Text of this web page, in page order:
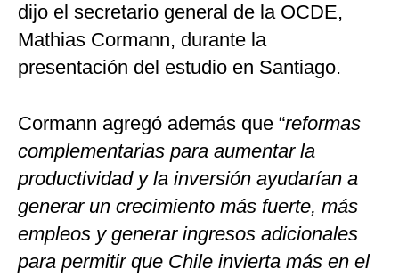
dijo el secretario general de la OCDE,
Mathias Cormann, durante la
presentación del estudio en Santiago.
Cormann agregó además que “reformas
complementarias para aumentar la
productividad y la inversión ayudarían a
generar un crecimiento más fuerte, más
empleos y generar ingresos adicionales
para permitir que Chile invierta más en el